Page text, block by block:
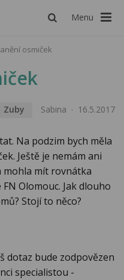
Menu
osmiček
Zuby Sabina 16.5.2017
Na podzim bych měla
Ještě je nemám ani
mohla mít rovnátka
Olomouc. Jak dlouho
Stojí to něco?
dotaz bude zodpovězen
specialistou -